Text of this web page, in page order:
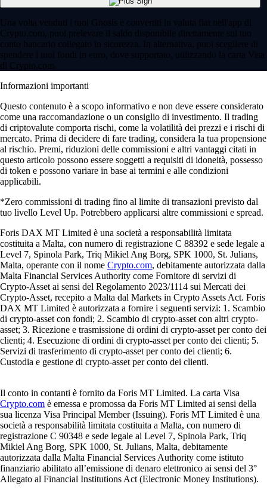
Una volta venduti i tuoi Gnosis e convertiti in valuta fiat nell'app di
Crypto.com, puoi prelevare il saldo disponibile direttamente sul tuo
conto bancario collegato in sicurezza. In alternativa, puoi scegliere di
spendere i tuoi fondi in euro, dove supportato, utilizzando la carta Visa
di Crypto.com.
Informazioni importanti
Questo contenuto è a scopo informativo e non deve essere considerato
come una raccomandazione o un consiglio di investimento. Il trading
di criptovalute comporta rischi, come la volatilità dei prezzi e i rischi di
mercato. Prima di decidere di fare trading, considera la tua propensione
al rischio. Premi, riduzioni delle commissioni e altri vantaggi citati in
questo articolo possono essere soggetti a requisiti di idoneità, possesso
di token e possono variare in base ai termini e alle condizioni
applicabili.
*Zero commissioni di trading fino al limite di transazioni previsto dal
tuo livello Level Up. Potrebbero applicarsi altre commissioni e spread.
Foris DAX MT Limited è una società a responsabilità limitata
costituita a Malta, con numero di registrazione C 88392 e sede legale a
Level 7, Spinola Park, Triq Mikiel Ang Borg, SPK 1000, St. Julians,
Malta, operante con il nome Crypto.com, debitamente autorizzata dalla
Malta Financial Services Authority come Fornitore di servizi di
Crypto-Asset ai sensi del Regolamento 2023/1114 sui Mercati dei
Crypto-Asset, recepito a Malta dal Markets in Crypto Assets Act. Foris
DAX MT Limited è autorizzata a fornire i seguenti servizi: 1. Scambio
di crypto-asset con fondi; 2. Scambio di crypto-asset con altri crypto-
asset; 3. Ricezione e trasmissione di ordini di crypto-asset per conto dei
clienti; 4. Esecuzione di ordini di crypto-asset per conto dei clienti; 5.
Servizi di trasferimento di crypto-asset per conto dei clienti; 6.
Custodia e gestione di crypto-asset per conto dei clienti.
Il conto in contanti è fornito da Foris MT Limited. La carta Visa
Crypto.com è emessa e promossa da Foris MT Limited ai sensi della
sua licenza Visa Principal Member (Issuing). Foris MT Limited è una
società a responsabilità limitata costituita a Malta, con numero di
registrazione C 90348 e sede legale al Level 7, Spinola Park, Triq
Mikiel Ang Borg, SPK 1000, St. Julians, Malta, debitamente
autorizzata dalla Malta Financial Services Authority come istituto
finanziario abilitato all’emissione di denaro elettronico ai sensi del 3°
Allegato al Financial Institutions Act (Electronic Money Institutions).